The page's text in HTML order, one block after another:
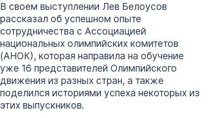
В своем выступлении Лев Белоусов
рассказал об успешном опыте
сотрудничества с Ассоциацией
национальных олимпийских комитетов
(АНОК), которая направила на обучение
уже 16 представителей Олимпийского
движения из разных стран, а также
поделился историями успеха некоторых из
этих выпускников.